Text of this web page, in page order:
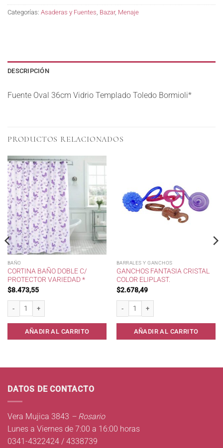
Categorías: Asaderas y Fuentes, Bazar, Menaje
DESCRIPCIÓN
Fuente Oval 36cm Vidrio Templado Toledo Bormioli*
PRODUCTOS RELACIONADOS
BAÑO
CORTINA BAÑO DOBLE C/
PROTECTOR VARIEDAD *
$8.473,55
Cortina Baño Doble c/ protector Variedad * cantidad
AÑADIR AL CARRITO
BARRALES Y GANCHOS
GANCHOS FANTASIA CRISTAL
COLOR ELIPLAST.
$2.678,49
Ganchos Fantasia Cristal Color Eliplast.
AÑADIR AL CARRITO
DATOS DE CONTACTO
Vera Mujica 3843 – Rosario
Lunes a Viernes de 7:00 a 16:00 horas
0341-4322424 / 4338739